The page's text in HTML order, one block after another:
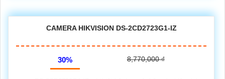
CAMERA HIKVISION DS-2CD2723G1-IZ
30% 8,770,000 ₫